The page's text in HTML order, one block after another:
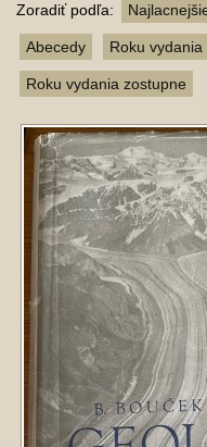
Zoradiť podľa:
Abecedy Roku vydania
Roku vydania zostupne